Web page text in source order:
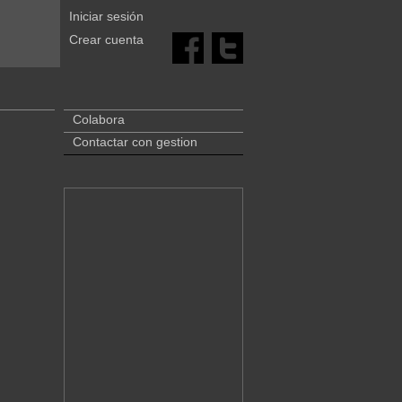
Iniciar sesión
Crear cuenta
Colabora
Contactar con gestion